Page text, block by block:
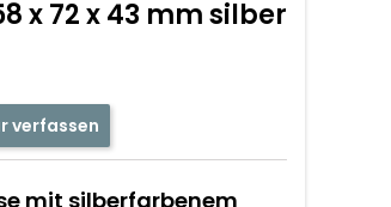
x 72 x 43 mm silber
verfassen
mit silberfarbenem